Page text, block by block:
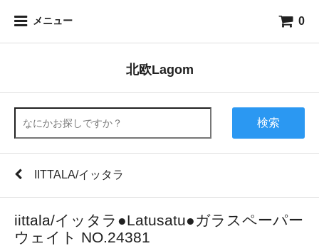
メニュー 0
北欧Lagom
検索
IITTALA/イッタラ
iittala/イッタラ●Latusatu●ガラスペーパー
ウェイト NO.24381